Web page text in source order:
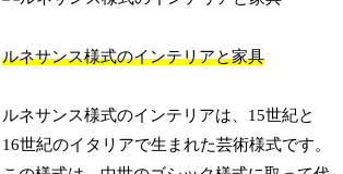
ルネサンス様式のインテリアと家具
ルネサンス様式のインテリアは、15世紀と
16世紀のイタリアで生まれた芸術様式です。